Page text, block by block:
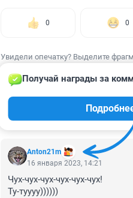
0 0
Увидели опечатку? Выделите
КОММЕНТАРИИ 5
Anton21m
Получай награды за
16 января 2023, 14:21
Чух-чух-чух-чух-чух-чух!
Ту-туууу))))))